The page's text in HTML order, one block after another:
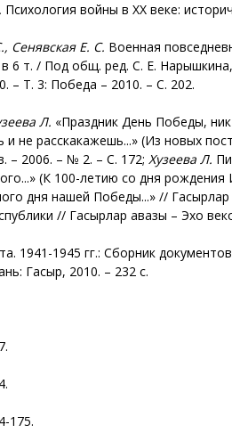
Психология войны в XX веке:
Сенявская Е. С. Военная
6 т. / Под общ. ред. С. Е.
– Т. 3: Победа – 2010. – С. 202.
Л. «Праздник День Победы,
и не расскакажешь...» (Из новых
– 2006. – № 2. – С. 172; Хузеева Л.
(К 100-летию со дня
дня нашей Победы...» //
// Гасырлар авазы – Эхо
1941-1945 гг.: Сборник
Гасыр, 2010. – 232 с.
175.